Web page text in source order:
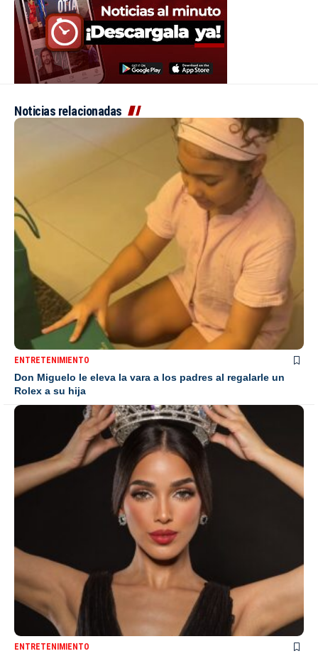
Noticias relacionadas
ENTRETENIMIENTO
Don Miguelo le eleva la vara a los padres al regalarle un
Rolex a su hija
ENTRETENIMIENTO